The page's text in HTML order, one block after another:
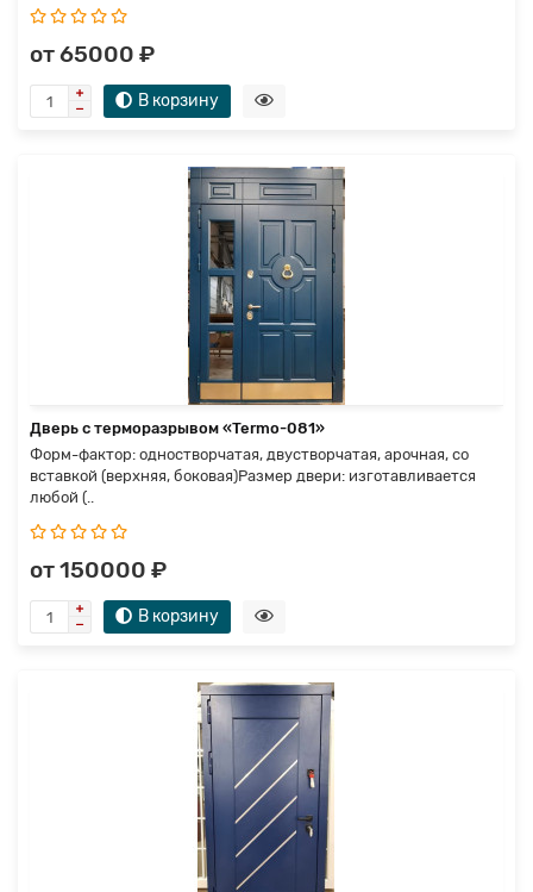
от 65000 ₽
В корзину
Дверь с терморазрывом «Termo-081»
Форм-фактор: одностворчатая, двустворчатая, арочная, со
вставкой (верхняя, боковая)Размер двери: изготавливается
любой (..
от 150000 ₽
В корзину